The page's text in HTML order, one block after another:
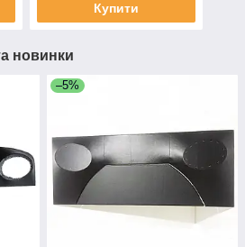
Купити
новинки
–5%